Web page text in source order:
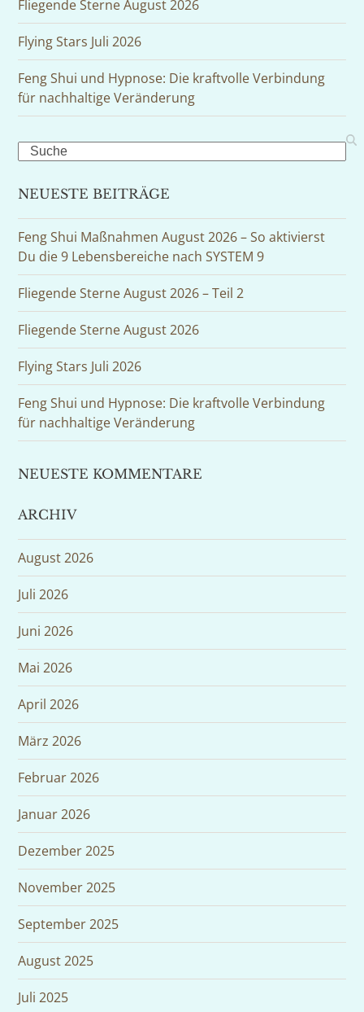
Fliegende Sterne August 2026
Flying Stars Juli 2026
Feng Shui und Hypnose: Die kraftvolle Verbindung
für nachhaltige Veränderung
Search
NEUESTE BEITRÄGE
Feng Shui Maßnahmen August 2026 – So aktivierst
Du die 9 Lebensbereiche nach SYSTEM 9
Fliegende Sterne August 2026 – Teil 2
Fliegende Sterne August 2026
Flying Stars Juli 2026
Feng Shui und Hypnose: Die kraftvolle Verbindung
für nachhaltige Veränderung
NEUESTE KOMMENTARE
ARCHIV
August 2026
Juli 2026
Juni 2026
Mai 2026
April 2026
März 2026
Februar 2026
Januar 2026
Dezember 2025
November 2025
September 2025
August 2025
Juli 2025